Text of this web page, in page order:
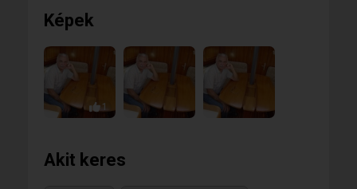
Képek
1
Akit keres